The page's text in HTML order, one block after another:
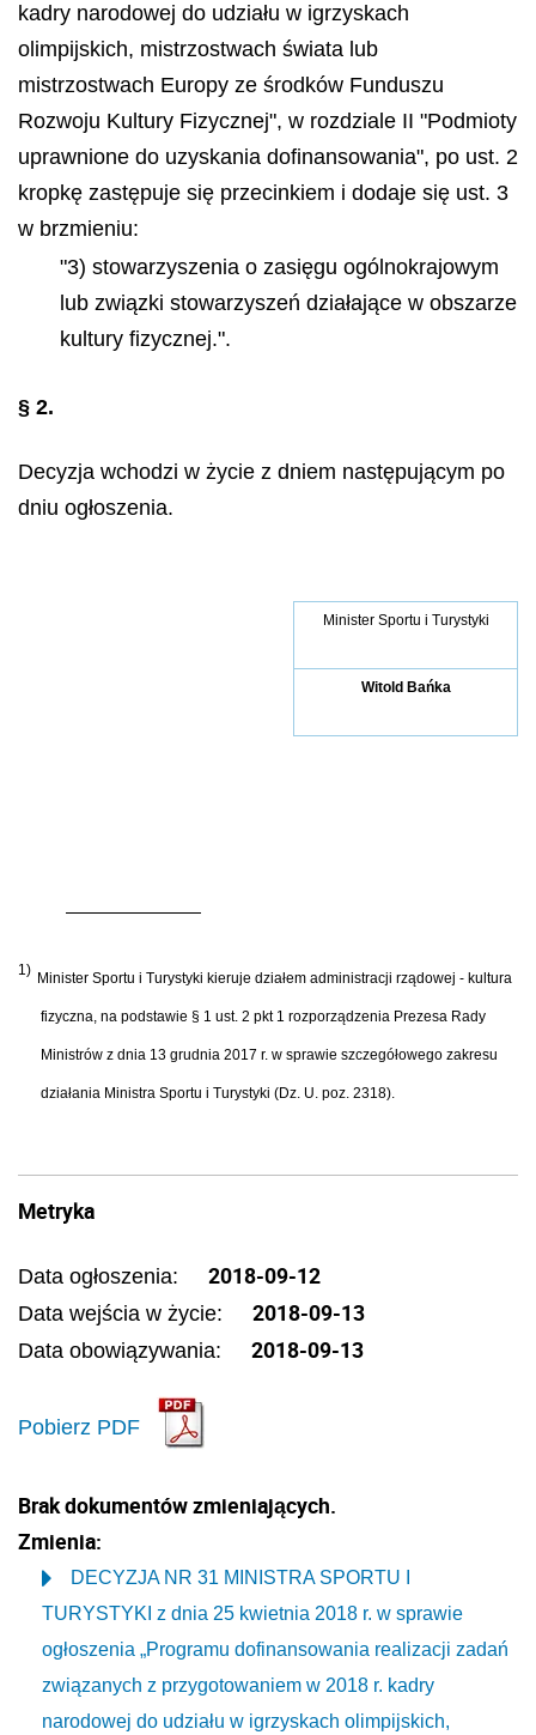
kadry narodowej do udziału w igrzyskach
olimpijskich, mistrzostwach świata lub
mistrzostwach Europy ze środków Funduszu
Rozwoju Kultury Fizycznej", w rozdziale II "Podmioty
uprawnione do uzyskania dofinansowania", po ust. 2
kropkę zastępuje się przecinkiem i dodaje się ust. 3
w brzmieniu:
"3) stowarzyszenia o zasięgu ogólnokrajowym
lub związki stowarzyszeń działające w obszarze
kultury fizycznej.".
§ 2.
Decyzja wchodzi w życie z dniem następującym po
dniu ogłoszenia.
Minister Sportu i Turystyki
Witold Bańka
1) Minister Sportu i Turystyki kieruje działem administracji rządowej - kultura
fizyczna, na podstawie § 1 ust. 2 pkt 1 rozporządzenia Prezesa Rady
Ministrów z dnia 13 grudnia 2017 r. w sprawie szczegółowego zakresu
działania Ministra Sportu i Turystyki (Dz. U. poz. 2318).
Metryka
Data ogłoszenia: 2018-09-12
Data wejścia w życie: 2018-09-13
Data obowiązywania: 2018-09-13
Pobierz PDF
Brak dokumentów zmieniających.
Zmienia:
DECYZJA NR 31 MINISTRA SPORTU I
TURYSTYKI z dnia 25 kwietnia 2018 r. w sprawie
ogłoszenia „Programu dofinansowania realizacji zadań
związanych z przygotowaniem w 2018 r. kadry
narodowej do udziału w igrzyskach olimpijskich,